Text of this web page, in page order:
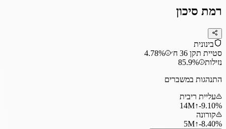
רמת סיכון
בינונית
סטיית תקן 36 ח׳
4.78%
נזילות
85.9%
התנהגות במשברים
עליית ריבית
‎-9.10%
↑
14M
קורונה
‎-8.40%
↑
5M